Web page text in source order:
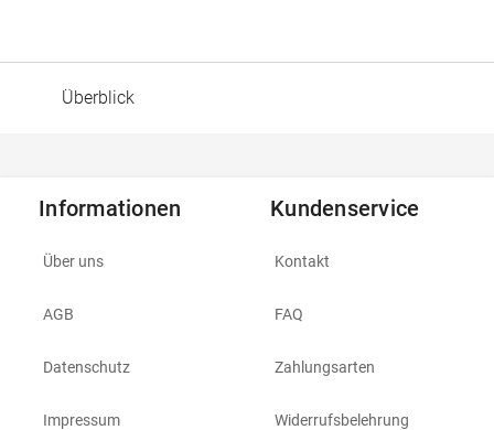
Überblick
Informationen
Über uns
AGB
Datenschutz
Impressum
Kundenservice
Kontakt
FAQ
Zahlungsarten
Widerrufsbelehrung